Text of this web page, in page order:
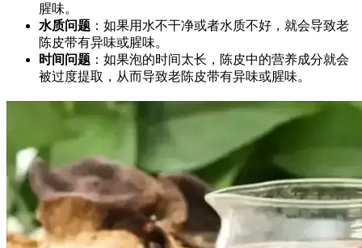
腥味。
水质问题 ：如果用水不干净或者水质不好，就会导致老
陈皮带有异味或腥味。
时间问题 ：如果泡的时间太长，陈皮中的营养成分就会
被过度提取，从而导致老陈皮带有异味或腥味。